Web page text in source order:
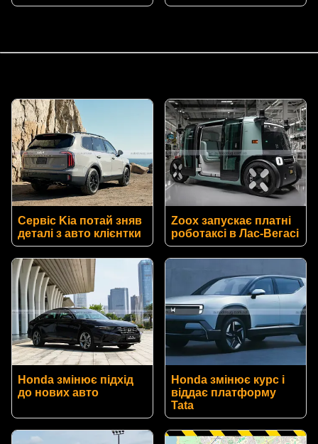
Сервіс Kia потай зняв
деталі з авто клієнтки
Zoox запускає платні
роботаксі в Лас-Вегасі
Honda змінює підхід
до нових авто
Honda змінює курс і
віддає платформу
Tata